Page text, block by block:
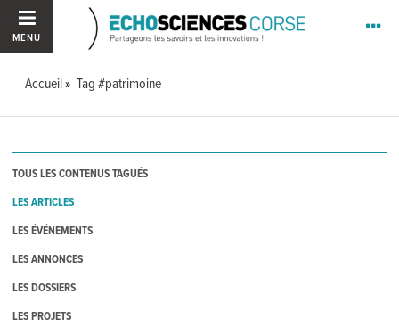
MENU
Accueil Tag #patrimoine
TOUS LES CONTENUS TAGUÉS
LES ARTICLES
LES ÉVÉNEMENTS
LES ANNONCES
LES DOSSIERS
LES PROJETS